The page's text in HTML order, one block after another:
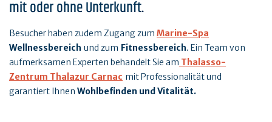
mit oder ohne Unterkunft.
Besucher haben zudem Zugang zum Marine-Spa
Wellnessbereich und zum Fitnessbereich. Ein Team von
aufmerksamen Experten behandelt Sie am Thalasso-
Zentrum Thalazur Carnac mit Professionalität und
garantiert Ihnen Wohlbefinden und Vitalität.